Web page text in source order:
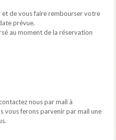
et de vous faire rembourser votre
prévue.
au moment de la réservation
nous par mail à
vous ferons parvenir par mail une